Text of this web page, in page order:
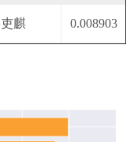
麒 0.008903